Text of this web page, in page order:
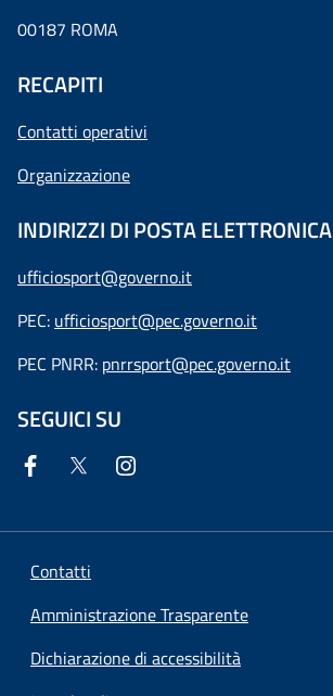
00187 ROMA
RECAPITI
Contatti operativi
Organizzazione
INDIRIZZI DI POSTA ELETTRONICA
ufficiosport@governo.it
PEC: ufficiosport@pec.governo.it
PEC PNRR: pnrrsport@pec.governo.it
SEGUICI SU
Contatti
Amministrazione Trasparente
Dichiarazione di accessibilità